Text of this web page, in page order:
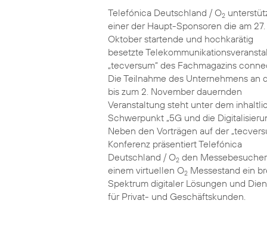
Telefónica Deutschland / O2
einer der Haupt-Sponsoren die am 27.
Oktober startende und hochkarätig
besetzte
„tecversum“ des Fachmagazins
Die Teilnahme des Unternehmens an
bis zum 2. November dauernden
Veranstaltung steht unter dem
Schwerpunkt „5G und die
Neben den Vorträgen auf der
Konferenz präsentiert Telefónica
Deutschland / O2den
einem virtuellen O2Messestand ein
Spektrum digitaler Lösungen und
für Privat- und Geschäftskunden.